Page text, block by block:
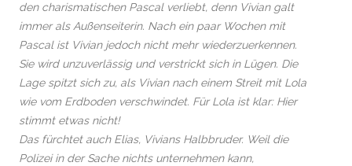
den charismatischen Pascal verliebt, denn Vivian galt
immer als Außenseiterin. Nach ein paar Wochen mit
Pascal ist Vivian jedoch nicht mehr wiederzuerkennen.
Sie wird unzuverlässig und verstrickt sich in Lügen. Die
Lage spitzt sich zu, als Vivian nach einem Streit mit Lola
wie vom Erdboden verschwindet. Für Lola ist klar: Hier
stimmt etwas nicht!
Das fürchtet auch Elias, Vivians Halbbruder. Weil die
Polizei in der Sache nichts unternehmen kann,